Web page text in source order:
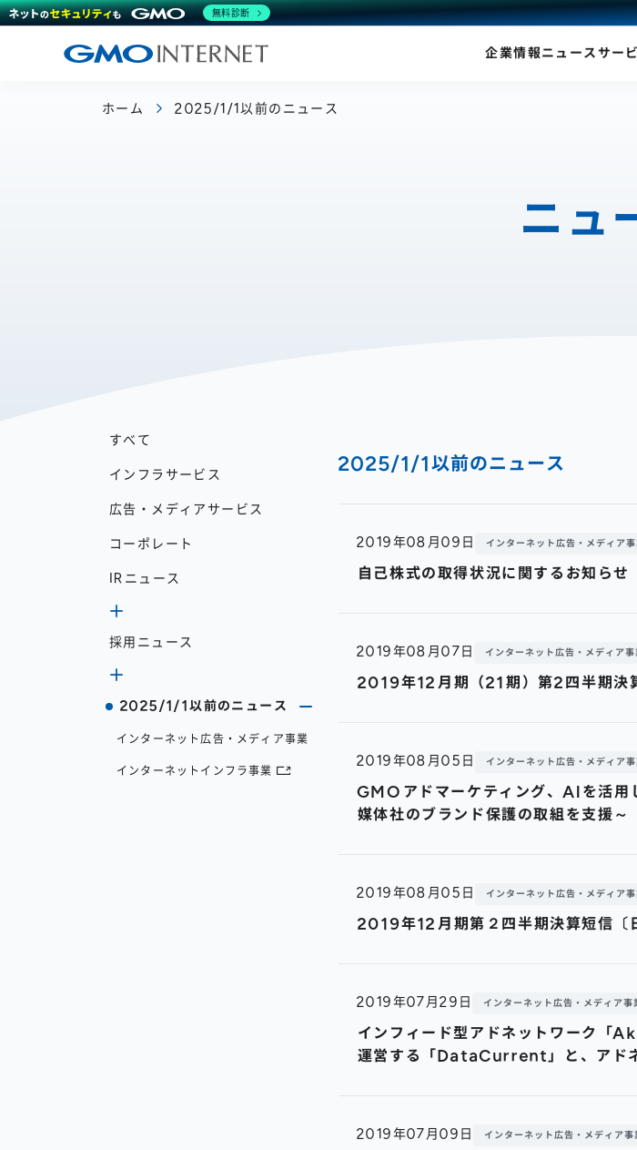
企業情報ニュースサー
ホーム 2025/1/1以前のニュース
ニュ
すべて
インフラサービス
広告・メディアサービス
コーポレート
IRニュース
開示
決算
株主総会
採用ニュース
お知らせ
募集情報
説明会
2025/1/1以前のニュース
インターネット広告・メディア事業
インターネットインフラ事業
2025/1/1以前のニュース
2019年08月09日 インターネット広告・メディア事
自己株式の取得状況に関するお知らせ
2019年08月07日 インターネット広告・メディア事
2019年12月期（21期）第2四半期決
2019年08月05日 インターネット広告・メディア事
GMOアドマーケティング、AIを活用
媒体社のブランド保護の取組を支援～
2019年08月05日 インターネット広告・メディア事
2019年12月期第２四半期決算短信〔
2019年07月29日 インターネット広告・メディア事
インフィード型アドネットワーク「
運営する「DataCurrent」と、アド
2019年07月09日 インターネット広告・メディア事
無料診断